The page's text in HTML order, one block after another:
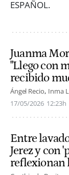
Juanma
"Llego con
recibido
Ángel Recio Inma
17/05/2026 12:23h
Entre
Jerez y con
reflexionan